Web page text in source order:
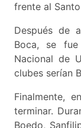
frente al
Después de
Boca, se
Nacional de
clubes serían
Finalmente,
terminar.
Boedo,